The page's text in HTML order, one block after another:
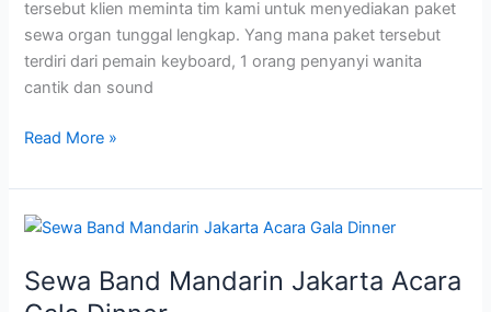
tersebut klien meminta tim kami untuk menyediakan paket
sewa organ tunggal lengkap. Yang mana paket tersebut
terdiri dari pemain keyboard, 1 orang penyanyi wanita
cantik dan sound
Read More »
Sewa Band Mandarin Jakarta Acara
Sewa
Mandarin
Jakarta